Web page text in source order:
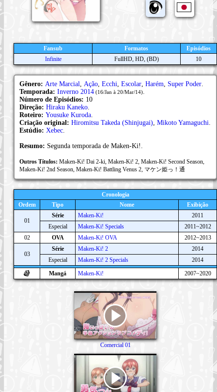
Fansub Formatos
Episódios
Infinite
FullHD, HD, (BD) 10
Gênero: Arte Marcial, Ação, Ecchi, Escolar, Harém, Super Poder.
Temporada: Inverno 2014 (16/Jan à 20/Mar/14).
Número de Episódios: 10
Direção: Hiraku Kaneko.
Roteiro: Yousuke Kuroda.
Criação original: Hiromitsu Takeda (Shinjugai), Mikoto Yamaguchi.
Estúdio: Xebec.
Resumo: Segunda temporada de Maken-Ki!.
Outros Títulos: Maken-Ki! Dai 2-ki, Maken-Ki! 2, Maken-Ki! Second Season,
Maken-Ki! 2nd Season, Maken-Ki! Battling Venus 2, マケン姫っ！通
Cronologia
Ordem
Tipo Nome Exibição
01
Série Maken-Ki!
2011
Especial
Maken-Ki! Specials
2011~2012
02
OVA Maken-Ki! OVA 2012~2013
03
Série Maken-Ki! 2
2014
Especial
Maken-Ki! 2 Specials
2014
Mangá
Maken-Ki! 2007~2020
Comercial 01